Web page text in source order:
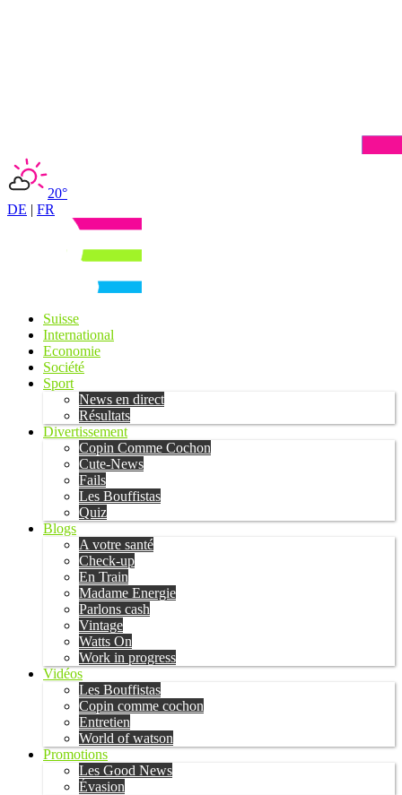
20°
DE | FR
Suisse
International
Economie
Société
Sport
News en direct
Résultats
Divertissement
Copin Comme Cochon
Cute-News
Fails
Les Bouffistas
Quiz
Blogs
A votre santé
Check-up
En Train
Madame Energie
Parlons cash
Vintage
Watts On
Work in progress
Vidéos
Les Bouffistas
Copin comme cochon
Entretien
World of watson
Promotions
Les Good News
Évasion